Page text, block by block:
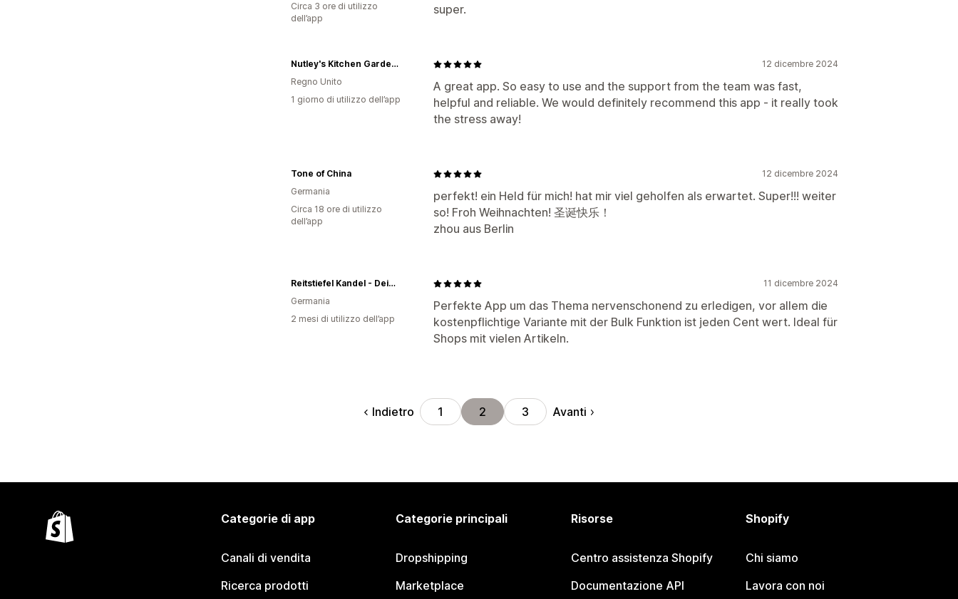
super.
Circa 3 ore di utilizzo
dell’app
12 dicembre 2024
A great app. So easy to use and the support from the team was fast,
helpful and reliable. We would definitely recommend this app - it really took
the stress away!
Nutley's Kitchen Gardens
Regno Unito
1 giorno di utilizzo dell’app
12 dicembre 2024
perfekt! ein Held für mich! hat mir viel geholfen als erwartet. Super!!! weiter
so! Froh Weihnachten! 圣诞快乐！
zhou aus Berlin
Tone of China
Germania
Circa 18 ore di utilizzo
dell’app
11 dicembre 2024
Perfekte App um das Thema nervenschonend zu erledigen, vor allem die
kostenpflichtige Variante mit der Bulk Funktion ist jeden Cent wert. Ideal für
Shops mit vielen Artikeln.
Reitstiefel Kandel - Dein Reitshop
Germania
2 mesi di utilizzo dell’app
Indietro 1 2 3 Avanti
Categorie di app
Canali di vendita
Ricerca prodotti
Categorie principali
Dropshipping
Marketplace
Risorse
Centro assistenza Shopify
Documentazione API
Shopify
Chi siamo
Lavora con noi